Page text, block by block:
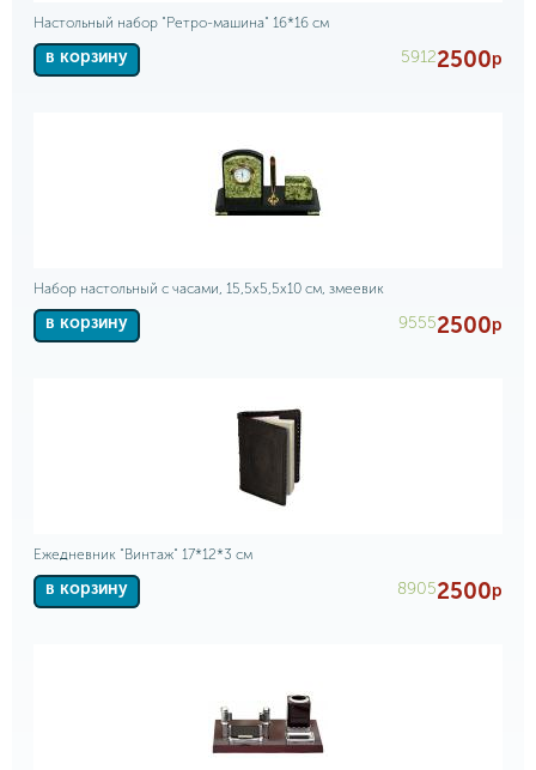
Настольный набор "Ретро-машина" 16*16 см
в корзину 59122500р
Набор настольный с часами, 15,5х5,5х10 см, змеевик
в корзину 95552500р
Ежедневник "Винтаж" 17*12*3 см
в корзину 89052500р